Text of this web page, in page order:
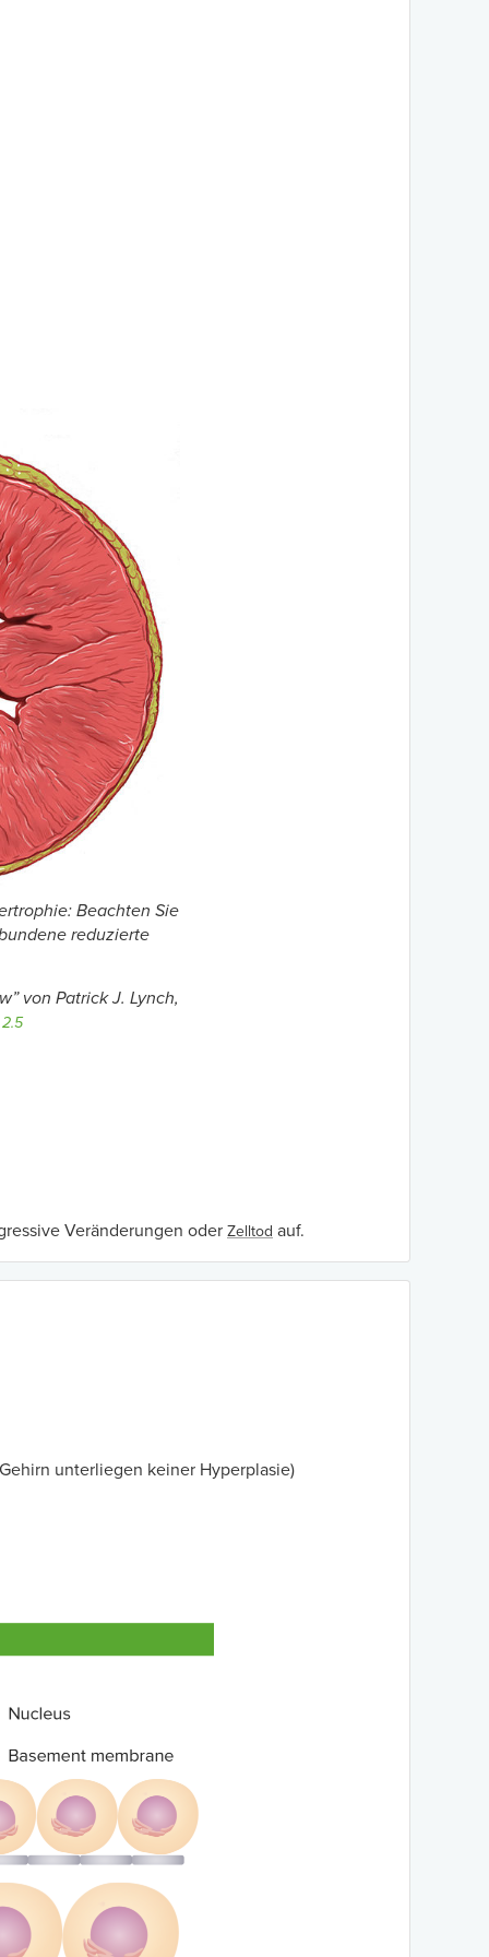
Beachten Sie
reduzierte
von Patrick J. Lynch,
Veränderungen oder Zelltod auf.
unterliegen keiner Hyperplasie)